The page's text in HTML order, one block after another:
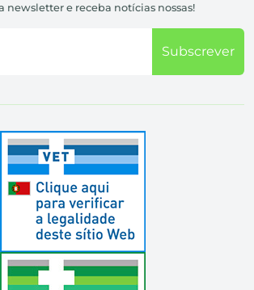
newsletter e receba notícias nossas!
Subscrever